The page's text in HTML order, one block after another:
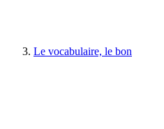
Le vocabulaire, le bon